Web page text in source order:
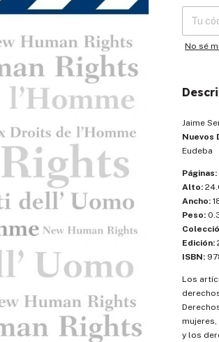
No sé
Jaime
Nuevos
Eudeba
Páginas:
Alto:
Ancho:
Peso:
Edición:
ISBN:
Los
y los